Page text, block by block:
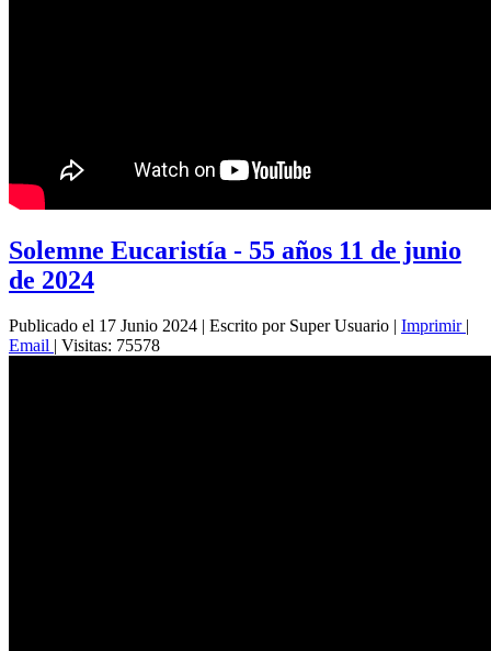
Solemne Eucaristía - 55 años 11 de junio
de 2024
Publicado el 17 Junio 2024 | Escrito por Super Usuario | Imprimir |
Email | Visitas: 75578